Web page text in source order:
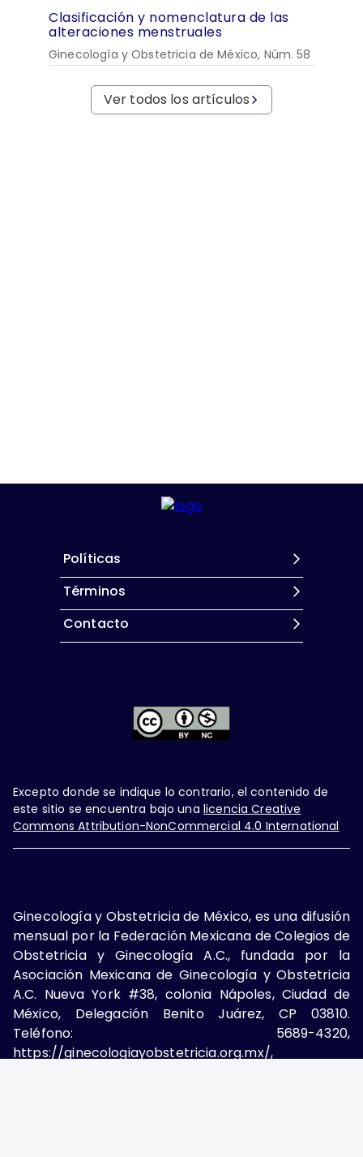
Clasificación y nomenclatura de las
alteraciones menstruales
Ginecología y Obstetricia de México, Núm. 58
Ver todos los artículos
Políticas
Términos
Contacto
Excepto donde se indique lo contrario, el contenido de
este sitio se encuentra bajo una licencia Creative
Commons Attribution-NonCommercial 4.0 International
Ginecología y Obstetricia de México, es una difusión
mensual por la Federación Mexicana de Colegios de
Obstetricia y Ginecología A.C., fundada por la
Asociación Mexicana de Ginecología y Obstetricia
A.C. Nueva York #38, colonia Nápoles, Ciudad de
México, Delegación Benito Juárez, CP 03810.
Teléfono: 5689-4320,
https://ginecologiayobstetricia.org.mx/,